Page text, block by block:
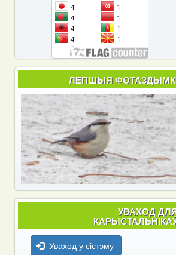
ЛЕПШЫЯ
УВАХОД
Уваход у сістэму